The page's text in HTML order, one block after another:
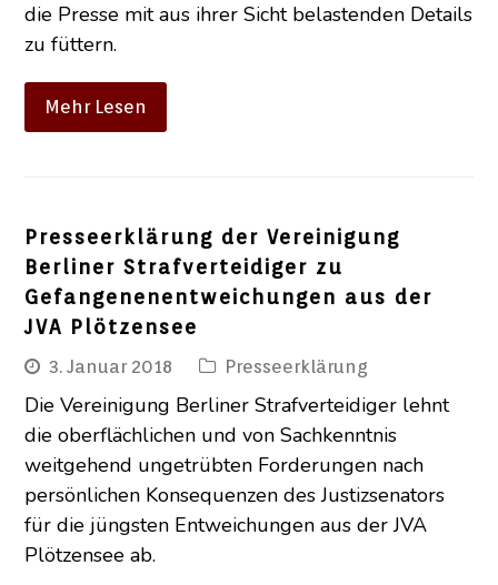
die Presse mit aus ihrer Sicht belastenden Details
zu füttern.
Mehr Lesen
Presseerklärung der Vereinigung
Berliner Strafverteidiger zu
Gefangenenentweichungen aus der
JVA Plötzensee
3. Januar 2018 Presseerklärung
Die Vereinigung Berliner Strafverteidiger lehnt
die oberflächlichen und von Sachkenntnis
weitgehend ungetrübten Forderungen nach
persönlichen Konsequenzen des Justizsenators
für die jüngsten Entweichungen aus der JVA
Plötzensee ab.